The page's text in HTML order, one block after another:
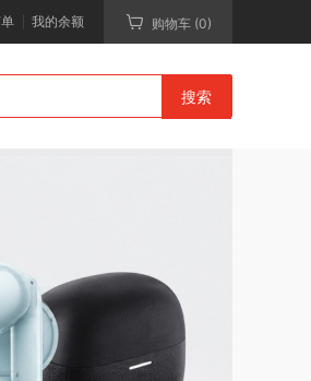
我的余额 购物车 (0)
搜索